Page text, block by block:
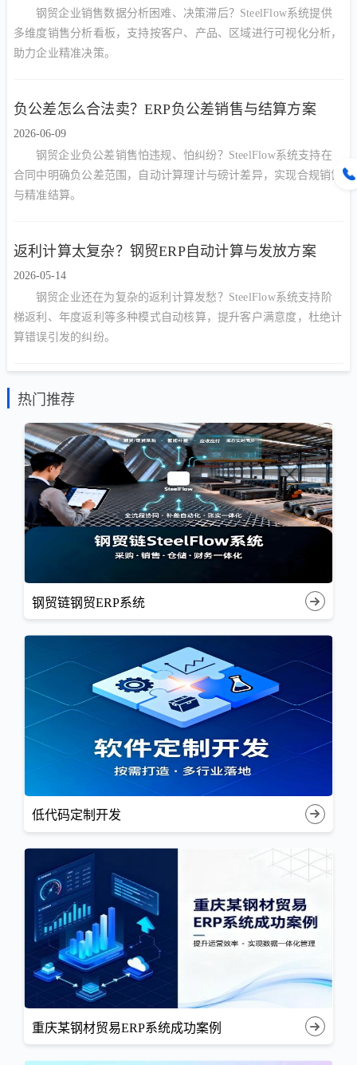
钢贸企业销售数据分析困难、决策滞后？SteelFlow系统提供
多维度销售分析看板，支持按客户、产品、区域进行可视化分析，
助力企业精准决策。
负公差怎么合法卖？ERP负公差销售与结算方案
2026-06-09
钢贸企业负公差销售怕违规、怕纠纷？SteelFlow系统支持在
合同中明确负公差范围，自动计算理计与磅计差异，实现合规销售
与精准结算。
返利计算太复杂？钢贸ERP自动计算与发放方案
2026-05-14
钢贸企业还在为复杂的返利计算发愁？SteelFlow系统支持阶
梯返利、年度返利等多种模式自动核算，提升客户满意度，杜绝计
算错误引发的纠纷。
热门推荐
钢贸链钢贸ERP系统
低代码定制开发
重庆某钢材贸易ERP系统成功案例